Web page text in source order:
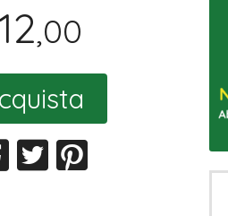
12,00